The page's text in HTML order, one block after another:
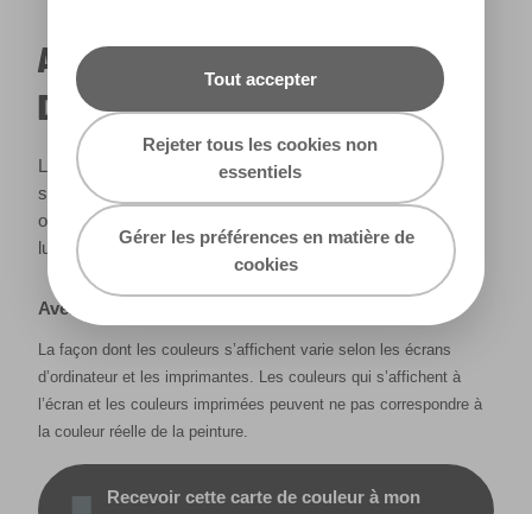
Tout accepter
Rejeter tous les cookies non
essentiels
Gérer les préférences en matière de
cookies
A QUOI RESSEMBLERA CETTE COULEUR
DANS VOTRE MAISON ?
La lumière naturelle et l’éclairage jouent un rôle important
sur le rendu des couleurs dans votre maison. Utilisez cet
outil pour voir le rendu de votre couleur en fonction de la
lumière.
Avertissement
La façon dont les couleurs s’affichent varie selon les écrans
d’ordinateur et les imprimantes. Les couleurs qui s’affichent à
l’écran et les couleurs imprimées peuvent ne pas correspondre à
la couleur réelle de la peinture.
Recevoir cette carte de couleur à mon